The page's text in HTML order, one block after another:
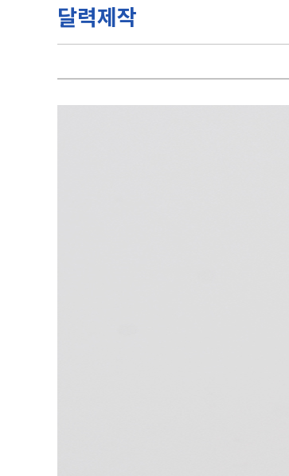
출력시스템과 옵셋 인쇄기를 보유하여 언제나 빠르고
직접 인쇄해서 납품까지 믿고 맡기는 인쇄넷...
친환경 소이프린팅과 함께합니다
달력제작